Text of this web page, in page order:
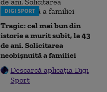
DIGI SPORT
Tragic: cel mai bun din
istorie a murit subit, la 43
de ani. Solicitarea
neobișnuită a familiei
Descarcă aplicația Digi
Sport